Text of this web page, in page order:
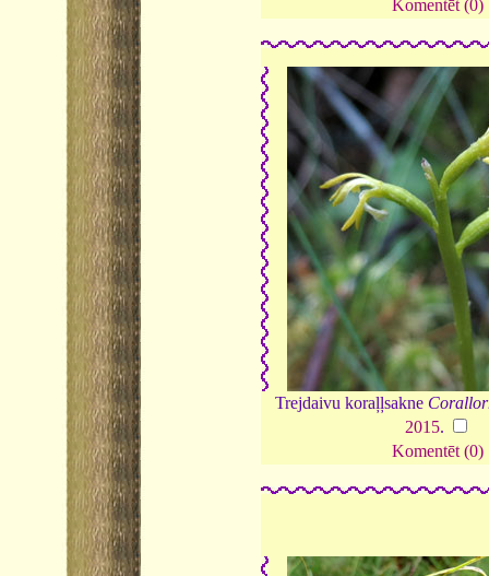
Komentēt (0)
Trejdaivu koraļļsakne
2015.
Komentēt (0)